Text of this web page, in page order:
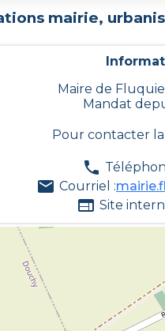
mairie,
Maire de
Mandat
Pour contacter
Courriel :
Site